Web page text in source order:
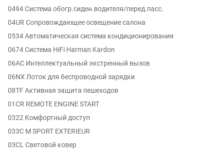
0494 Система обогр.сиден.водителя/перед.пасс.
04UR Сопровождающее освещение салона
0534 Автоматическая система кондиционирования
0674 Система HiFi Harman Kardon
06AC Интеллектуальный экстренный вызов
06NX Лоток для беспроводной зарядки
08TF Активная защита пешеходов
01CR REMOTE ENGINE START
0322 Комфортный доступ
033C M SPORT EXTERIEUR
03CL Световой ковер